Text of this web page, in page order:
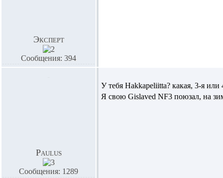
Эксперт
Сообщения: 394
Paulus
Сообщения: 1289
У тебя Hakkapeliitta? какая, 3-я
Я свою Gislaved NF3 поюзал, на